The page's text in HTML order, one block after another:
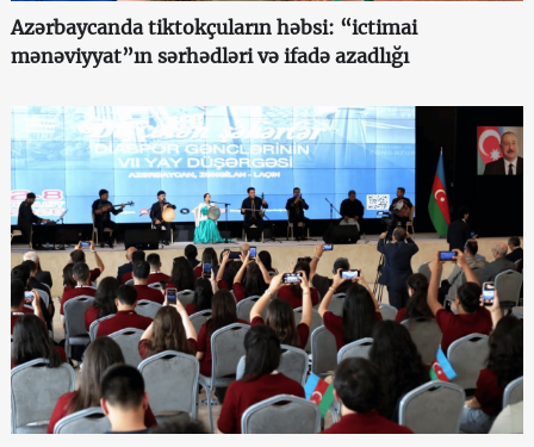
Azərbaycanda tiktokçuların həbsi: “ictimai
mənəviyyat”ın sərhədləri və ifadə azadlığı